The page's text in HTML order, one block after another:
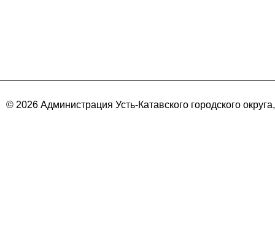
© 2026 Администрация Усть-Катавского городского